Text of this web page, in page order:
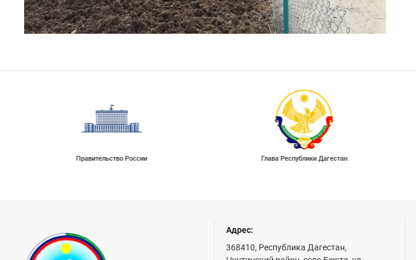
Правительство России Глава Республики Дагестан
Адрес:
368410, Республика Дагестан,